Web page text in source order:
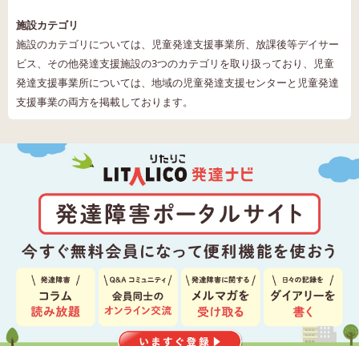
施設カテゴリ
施設のカテゴリについては、児童発達支援事業所、放課後等デイサー
ビス、その他発達支援施設の3つのカテゴリを取り扱っており、児童
発達支援事業所については、地域の児童発達支援センターと児童発達
支援事業の両方を掲載しております。